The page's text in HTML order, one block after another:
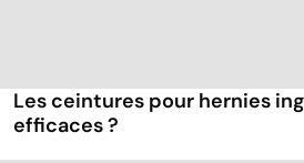
Les ceintures pour hernies
efficaces ?